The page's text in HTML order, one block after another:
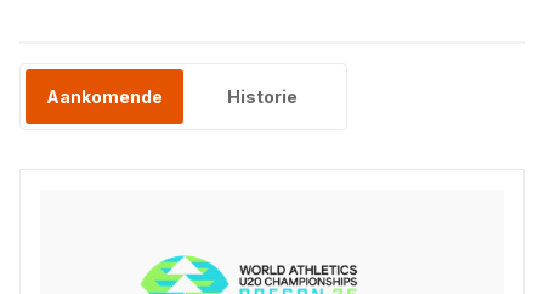
Aankomende Historie